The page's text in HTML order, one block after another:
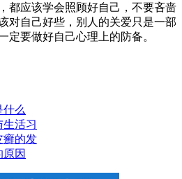
都应该学会照顾好自己，不要吝啬
对自己好些，别人的关爱只是一部
定要做好自己心理上的防备。
什么
活习
癣的发
因